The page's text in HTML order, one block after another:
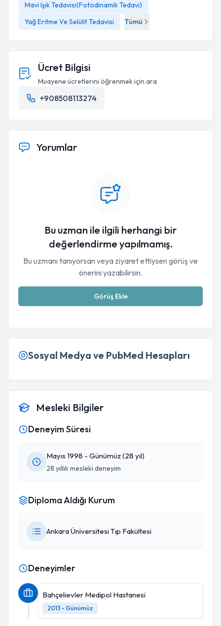
Mavi Işık Tedavisi(Fotodinamik Tedavi)
Yağ Eritme Ve Selülit Tedavisi
Tümü
Ücret Bilgisi
Muayene ücretlerini öğrenmek için ara
+908508113274
Yorumlar
Bu uzman ile ilgili herhangi bir
değerlendirme yapılmamış.
Bu uzmanı tanıyorsan veya ziyaret ettiysen görüş ve
önerini yazabilirsin.
Görüş Ekle
Sosyal Medya ve PubMed Hesapları
Mesleki Bilgiler
Deneyim Süresi
Mayıs 1998 - Günümüz (28 yıl)
28 yıllık mesleki deneyim
Diploma Aldığı Kurum
Ankara Üniversitesi Tıp Fakültesi
Deneyimler
Bahçelievler Medipol Hastanesi
2013 - Günümüz